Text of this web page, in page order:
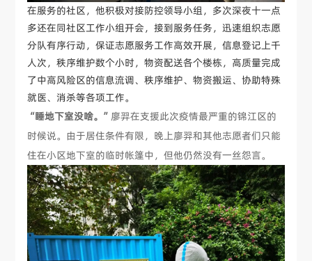
在服务的社区，他积极对接防控领导小组，多次深夜十一点
多还在同社区工作小组开会，接到服务任务，迅速组织志愿
分队有序行动，保证志愿服务工作高效开展，信息登记上千
人次，秩序维护数个小时，物资配送各个楼栋，高质量完成
了中高风险区的信息流调、秩序维护、物资搬运、协助特殊
就医、消杀等各项工作。
“睡地下室没啥。”廖羿在支援此次疫情最严重的锦江区的
时候说。由于居住条件有限，晚上廖羿和其他志愿者们只能
住在小区地下室的临时帐篷中，但他仍然没有一丝怨言。